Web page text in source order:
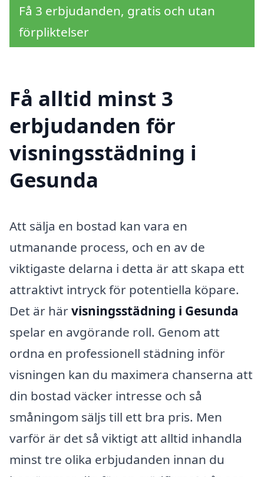
Få 3 erbjudanden, gratis och utan
förpliktelser
Få alltid minst 3
erbjudanden för
visningsstädning i
Gesunda
Att sälja en bostad kan vara en
utmanande process, och en av de
viktigaste delarna i detta är att skapa ett
attraktivt intryck för potentiella köpare.
Det är härvisningsstädning i Gesunda
spelar en avgörande roll. Genom att
ordna en professionell städning inför
visningen kan du maximera chanserna att
din bostad väcker intresse och så
småningom säljs till ett bra pris. Men
varför är det så viktigt att alltid inhandla
minst tre olika erbjudanden innan du